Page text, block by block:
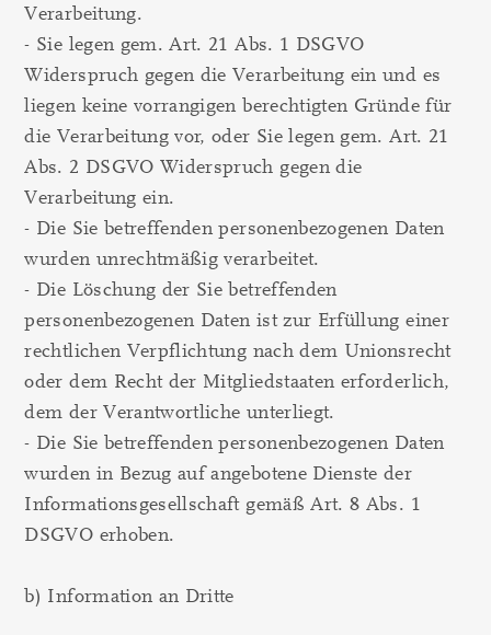
Verarbeitung.
- Sie legen gem. Art. 21 Abs. 1 DSGVO
Widerspruch gegen die Verarbeitung ein und es
liegen keine vorrangigen berechtigten Gründe für
die Verarbeitung vor, oder Sie legen gem. Art. 21
Abs. 2 DSGVO Widerspruch gegen die
Verarbeitung ein.
- Die Sie betreffenden personenbezogenen Daten
wurden unrechtmäßig verarbeitet.
- Die Löschung der Sie betreffenden
personenbezogenen Daten ist zur Erfüllung einer
rechtlichen Verpflichtung nach dem Unionsrecht
oder dem Recht der Mitgliedstaaten erforderlich,
dem der Verantwortliche unterliegt.
- Die Sie betreffenden personenbezogenen Daten
wurden in Bezug auf angebotene Dienste der
Informationsgesellschaft gemäß Art. 8 Abs. 1
DSGVO erhoben.
b) Information an Dritte